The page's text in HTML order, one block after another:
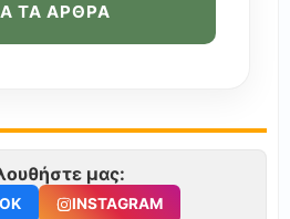
ΤΑ ΑΡΘΡΑ
μας:
INSTAGRAM